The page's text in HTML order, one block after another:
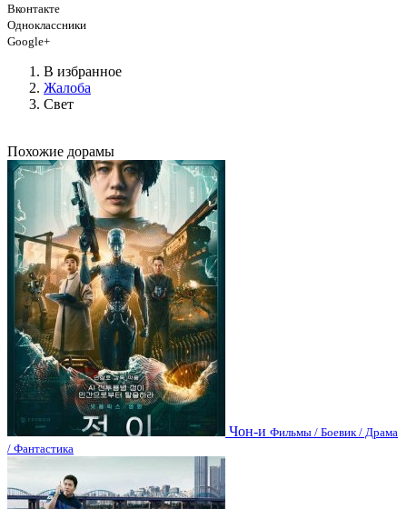
Вконтакте
Одноклассники
Google+
В избранное
Жалоба
Свет
Похожие дорамы
Чон-и Фильмы / Боевик / Драма
/ Фантастика